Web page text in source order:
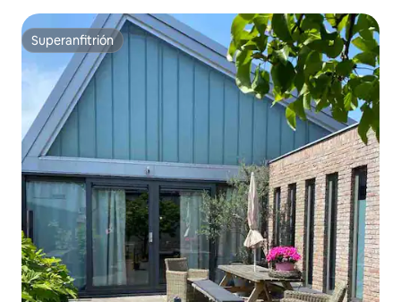
Superanfitrión
Superanfitrión